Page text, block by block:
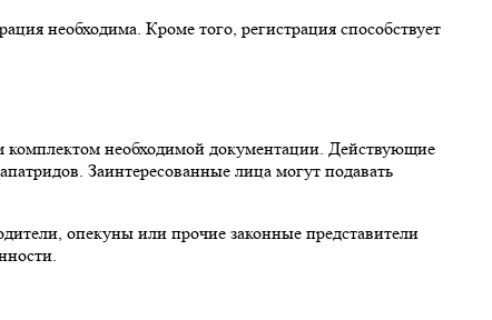
необходима. Кроме того, регистрация способствует
комплектом необходимой документации. Действующие
Заинтересованные лица могут подавать
опекуны или прочие законные представители